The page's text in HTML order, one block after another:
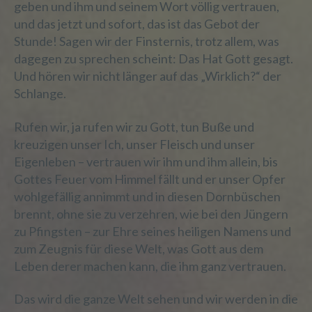
geben und ihm und seinem Wort völlig vertrauen,
und das jetzt und sofort, das ist das Gebot der
Stunde! Sagen wir der Finsternis, trotz allem, was
dagegen zu sprechen scheint: Das Hat Gott gesagt.
Und hören wir nicht länger auf das „Wirklich?“ der
Schlange.
Rufen wir, ja rufen wir zu Gott, tun Buße und
kreuzigen unser Ich, unser Fleisch und unser
Eigenleben – vertrauen wir ihm und ihm allein, bis
Gottes Feuer vom Himmel fällt und er unser Opfer
wohlgefällig annimmt und in diesen Dornbüschen
brennt, ohne sie zu verzehren, wie bei den Jüngern
zu Pfingsten – zur Ehre seines heiligen Namens und
zum Zeugnis für diese Welt, was Gott aus dem
Leben derer machen kann, die ihm ganz vertrauen.
Das wird die ganze Welt sehen und wir werden in die
Verbreitung oder eine andere Form der
Bereitstellung, den Abgleich oder die
Verknüpfung, die Einschränkung, das
Löschen oder die Vernichtung.
Einschränkung der Verarbeitung ist die
Markierung gespeicherter
personenbezogener Daten mit dem Ziel,
ihre künftige Verarbeitung einzuschränken.
e) Profiling
Verarbeitung personenbezogener Daten,